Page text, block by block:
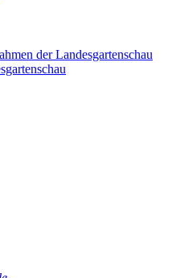
der Landesgartenschau